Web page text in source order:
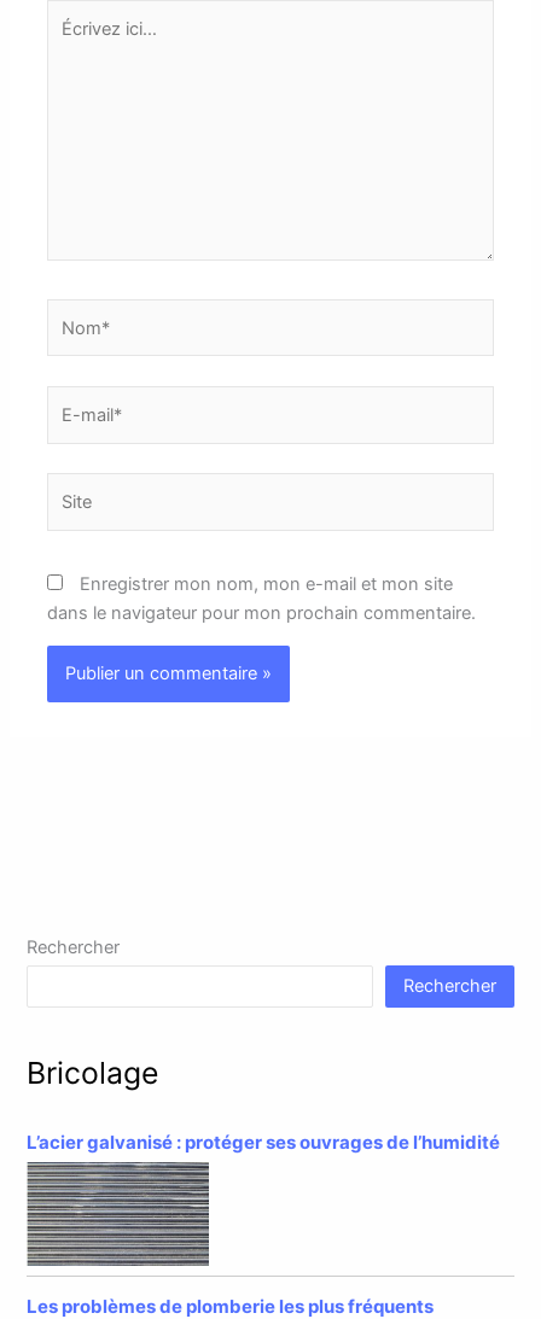
Écrivez
ici…
mail*
Enregistrer mon nom, mon e-mail et mon site
dans le navigateur pour mon prochain commentaire.
Rechercher
Rechercher
Bricolage
L’acier galvanisé : protéger ses ouvrages de l’humidité
Les problèmes de plomberie les plus fréquents